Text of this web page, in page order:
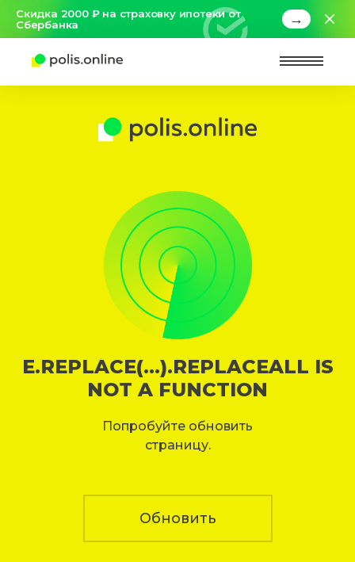
Скидка 2000 ₽ на страховку ипотеки от
Сбербанка
→
E.REPLACE(...).REPLACEALL IS
NOT A FUNCTION
Попробуйте обновить
страницу.
Обновить